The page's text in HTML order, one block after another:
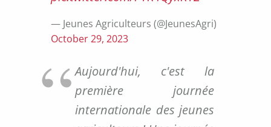
— Jeunes Agriculteurs (@JeunesAgri)
October 29, 2023
Aujourd'hui, c'est la
première journée
internationale des jeunes